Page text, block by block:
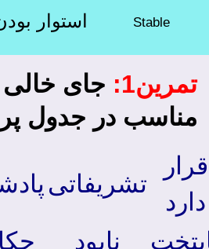
استوار Stable
تمرین1:
جای خالی
مناسب در جدول پر
تشریفاتی
قرار
دارد
نابود